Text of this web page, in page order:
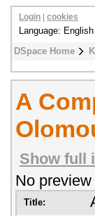
DSpace Home
Login cookies
Language: English
A
Show full
No
Title: